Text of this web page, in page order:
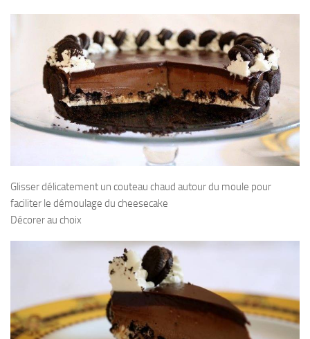
Glisser délicatement un couteau chaud autour du moule pour
faciliter le démoulage du cheesecake
Décorer au choix